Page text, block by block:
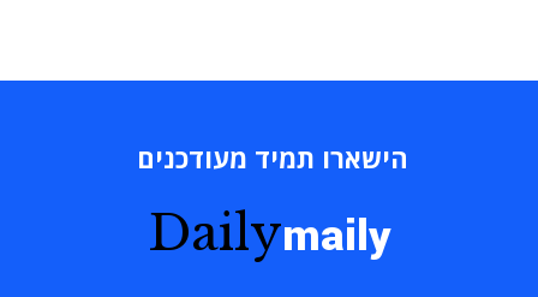
הישארו תמיד מעודכנים
Dailymaily